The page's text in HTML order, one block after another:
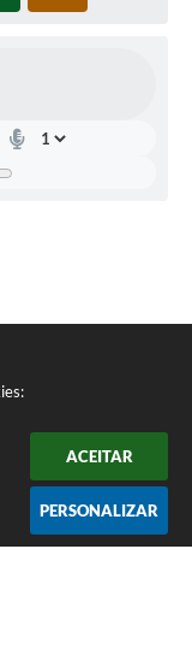
ACEITAR
PERSONALIZAR